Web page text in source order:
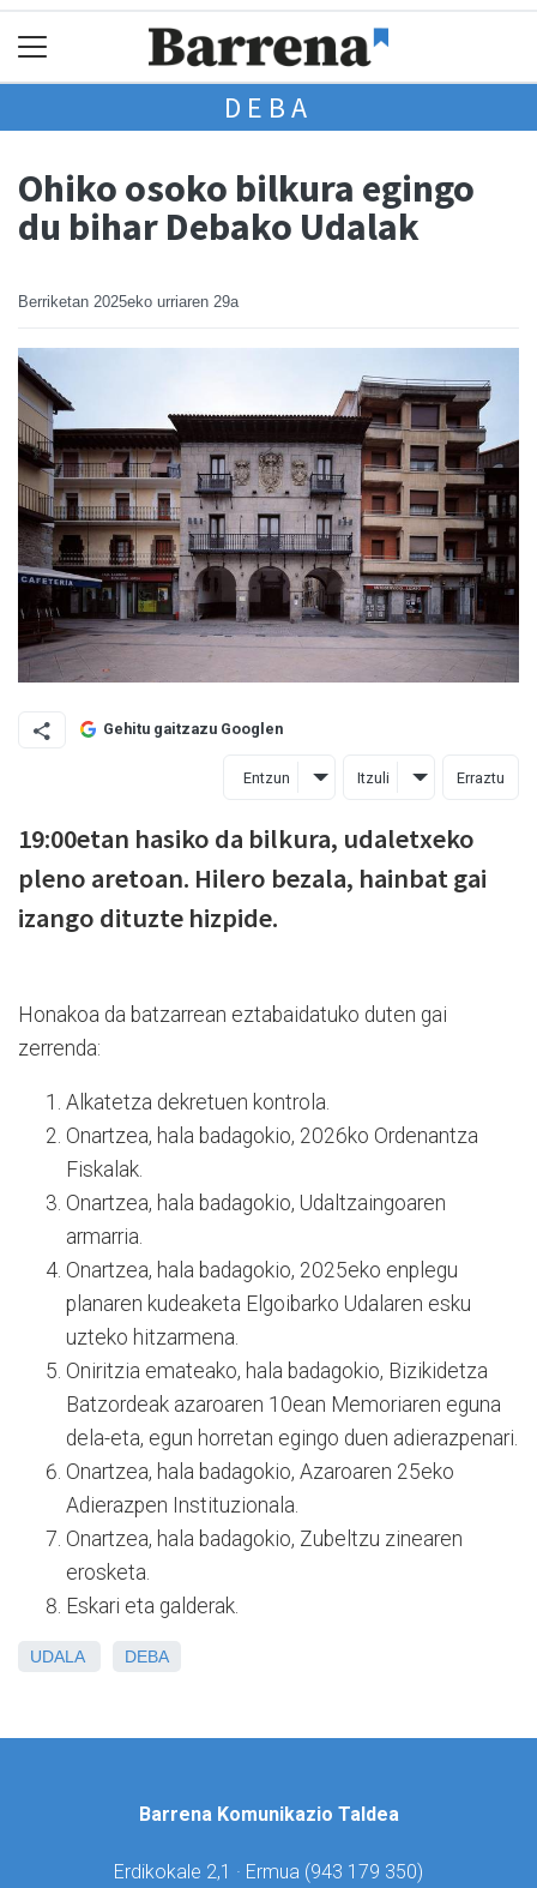
DEBA
Ohiko osoko bilkura egingo
du bihar Debako Udalak
Berriketan 2025eko urriaren 29a
Gehitu gaitzazu Googlen
Entzun Itzuli Erraztu
19:00etan hasiko da bilkura, udaletxeko
pleno aretoan. Hilero bezala, hainbat gai
izango dituzte hizpide.
Honakoa da batzarrean eztabaidatuko duten gai
zerrenda:
Alkatetza dekretuen kontrola.
Onartzea, hala badagokio, 2026ko Ordenantza
Fiskalak.
Onartzea, hala badagokio, Udaltzaingoaren
armarria.
Onartzea, hala badagokio, 2025eko enplegu
planaren kudeaketa Elgoibarko Udalaren esku
uzteko hitzarmena.
Oniritzia emateako, hala badagokio, Bizikidetza
Batzordeak azaroaren 10ean Memoriaren eguna
dela-eta, egun horretan egingo duen adierazpenari.
Onartzea, hala badagokio, Azaroaren 25eko
Adierazpen Instituzionala.
Onartzea, hala badagokio, Zubeltzu zinearen
erosketa.
Eskari eta galderak.
UDALA DEBA
Barrena Komunikazio Taldea
Erdikokale 2,1 · Ermua (943 179 350)